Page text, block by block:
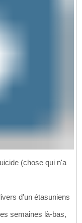
(chose qui n'a
d'un étasuniens
semaines là-bas,